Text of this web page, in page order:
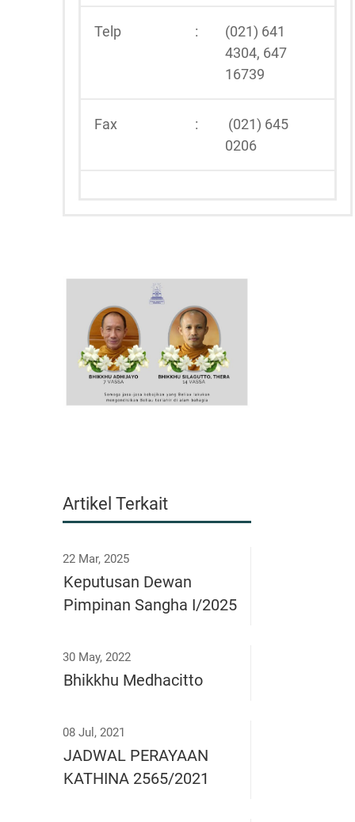
Telp :
(021) 641
4304, 647
16739
Fax :
(021) 645
0206
Artikel Terkait
22 Mar, 2025
Keputusan Dewan
Pimpinan Sangha I/2025
30 May, 2022
Bhikkhu Medhacitto
08 Jul, 2021
JADWAL PERAYAAN
KATHINA 2565/2021